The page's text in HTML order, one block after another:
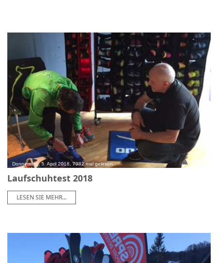
Donnerstag, 5. April 2018, 7982 mal gelesen
Laufschuhtest 2018
LESEN SIE MEHR...